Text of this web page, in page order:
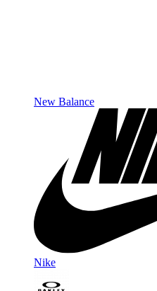
New Balance
Nike